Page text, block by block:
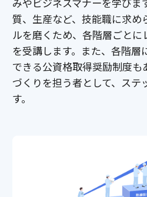
質、生産など、技能職に求め
ルを磨くため、各階層ごと
を受講します。また、各階層
できる公資格取得奨励制度も
づくりを担う者として、ステ
す。